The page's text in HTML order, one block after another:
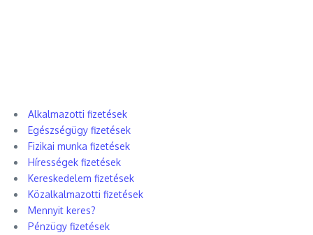
Alkalmazotti fizetések
Egészségügy fizetések
Fizikai munka fizetések
Hírességek fizetések
Kereskedelem fizetések
Közalkalmazotti fizetések
Mennyit keres?
Pénzügy fizetések